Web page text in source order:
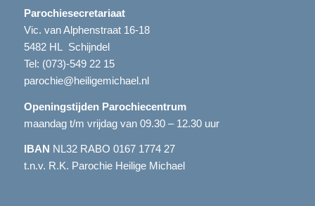
Parochiesecretariaat
Vic. van Alphenstraat 16-18
5482 HL Schijndel
Tel: (073)-549 22 15
parochie@heiligemichael.nl
Openingstijden Parochiecentrum
maandag t/m vrijdag van 09.30 – 12.30 uur
IBAN NL32 RABO 0167 1774 27
t.n.v. R.K. Parochie Heilige Michael